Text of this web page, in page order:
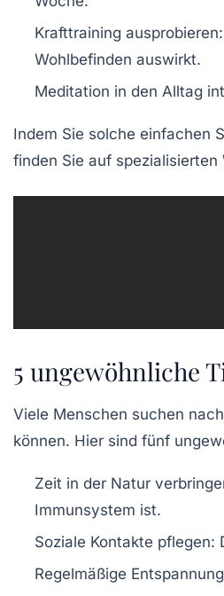
Krafttraining ausprobieren:
Wohlbefinden auswirkt.
Meditation in den Alltag
Indem Sie solche einfachen
finden Sie auf spezialisierten
5 ungewöhnliche
Viele Menschen suchen
können. Hier sind fünf
Zeit in der Natur
Immunsystem ist.
Soziale Kontakte pflegen:
Regelmäßige